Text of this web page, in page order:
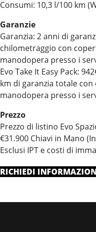
Consumi: 10,3 l/100 km
Garanzie
Garanzia: 2 anni di
chilometraggio con
manodopera presso i
Evo Take It Easy Pack:
km di garanzia totale
manodopera presso i
Prezzo
Prezzo di listino Evo
€31.900 Chiavi in Mano
Esclusi IPT e costi di
RICHIEDI